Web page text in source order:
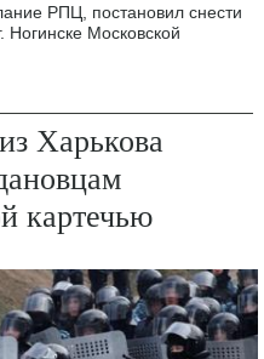
РПЦ, постановил снести
Московской
Харькова
картечью